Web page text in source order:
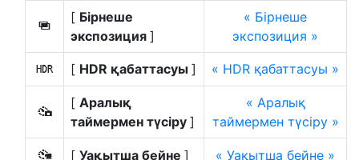
$
[ Бірнеше
экспозиция ]
Бірнеше
экспозиция
2 [ HDR қабаттасуы ] HDR қабаттасуы
7
[ Аралық
таймермен түсіру ]
Аралық
таймермен түсіру
8 [ Уақытша бейне ] Уақытша бейне